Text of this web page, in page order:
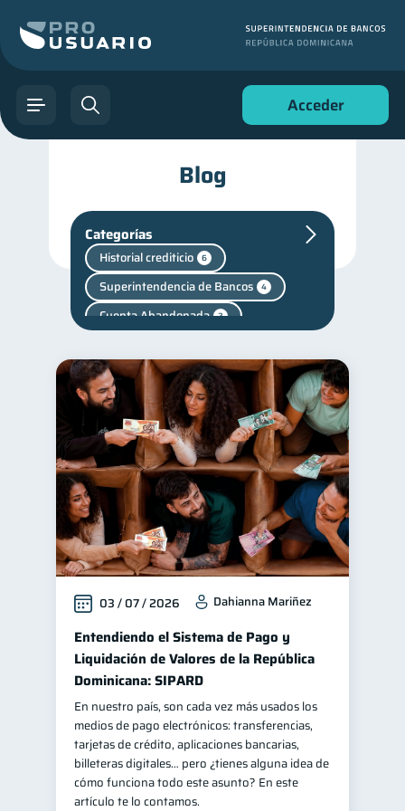
Acceder
Blog
Categorías
Historial crediticio 6
Superintendencia de Bancos 4
Cuenta Abandonada 2
Salud mental 1 Retiro 1
Finanzas personales 44
Manejo de deudas
Educación financiera 31
Finanzas para jóvenes
Control de deudas 30
Finanzas familiares 25
Inclusión financiera 22
Bienestar financiero 22
Finanzas para mujeres 20
Seguridad financiera 13
Salud financiera
Productos financieros 11
Organización Financiera 10
Deudas 10
03 / 07 / 2026 Dahianna Mariñez
Entendiendo el Sistema de Pago y
Liquidación de Valores de la República
Dominicana: SIPARD
En nuestro país, son cada vez más usados los
medios de pago electrónicos: transferencias,
tarjetas de crédito, aplicaciones bancarias,
billeteras digitales… pero ¿tienes alguna idea de
cómo funciona todo este asunto? En este
artículo te lo contamos.